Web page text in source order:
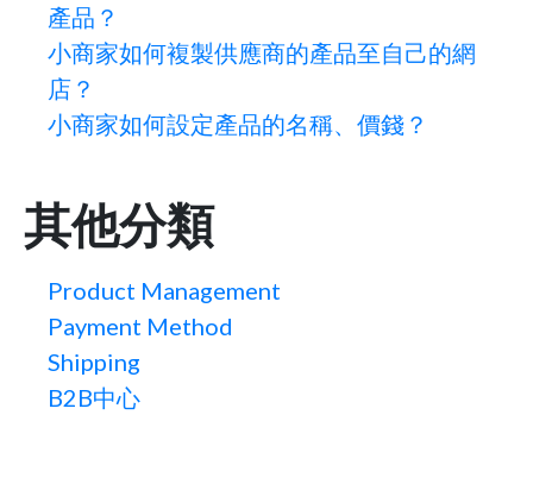
產品？
小商家如何複製供應商的產品至自己的網
店？
小商家如何設定產品的名稱、價錢？
其他分類
Product Management
Payment Method
Shipping
B2B中心